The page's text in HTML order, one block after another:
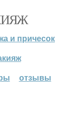
и причесок
отзывы